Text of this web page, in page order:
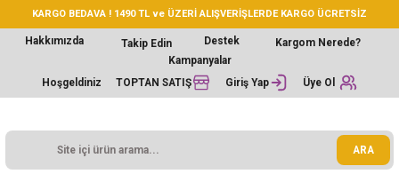
KARGO BEDAVA ! 1490 TL ve ÜZERİ ALIŞVERİŞLERDE KARGO ÜCRETSİZ
Hakkımızda Takip Edin Destek
Kargom Nerede?
Kampanyalar
Hoşgeldiniz
TOPTAN SATIŞ Giriş Yap Üye Ol
ARA